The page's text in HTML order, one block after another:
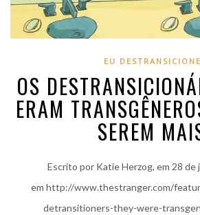
EU
OS
ERAM
SEREM
Escrito por Katie Herzog, em 28 de
em http://www.thestranger.com/
detransitioners-they-were-